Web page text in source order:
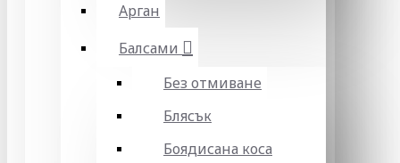
Арган
Балсами
Без отмиване
Блясък
Боядисана коса